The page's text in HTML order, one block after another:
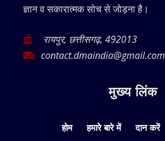
ज्ञान व सकारात्मक सोच से जोड़ना है।
रायपुर, छत्तीसगढ़, 492013
contact.dmaindia@gmail.com
मुख्य लिंक
होम हमारे बारे में दान करें